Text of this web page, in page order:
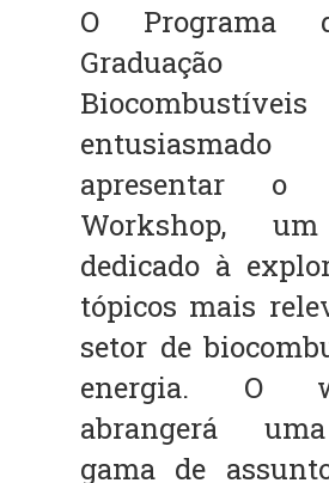
O Programa
apresentar
Workshop,
dedicado à
tópicos mais
setor de
energia. O
abrangerá
gama de